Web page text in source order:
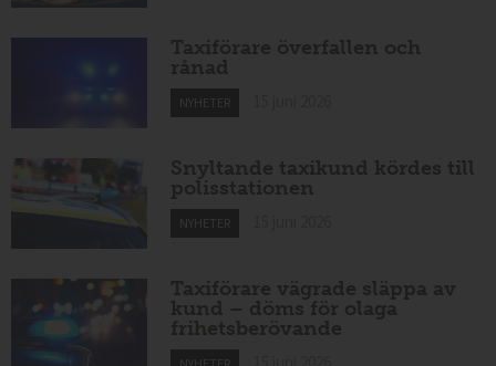
Taxiförare överfallen och
rånad
NYHETER
Snyltande taxikund kördes till
polisstationen
NYHETER
Taxiförare vägrade släppa av
kund – döms för olaga
frihetsberövande